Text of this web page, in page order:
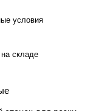
условия
складе